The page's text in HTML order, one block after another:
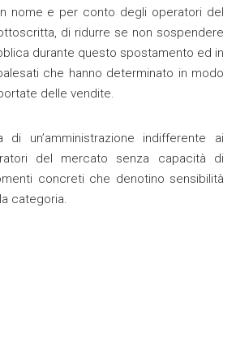
nome e per conto degli operatori del
di ridurre se non sospendere
durante questo spostamento ed in
che hanno determinato in modo
delle vendite.
un’amministrazione indifferente ai
del mercato senza capacità di
concreti che denotino sensibilità
categoria.